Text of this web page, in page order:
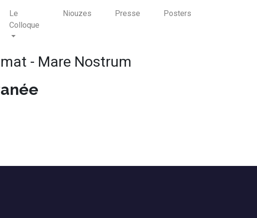
Le
Colloque
Niouzes Presse Posters
- Mare Nostrum